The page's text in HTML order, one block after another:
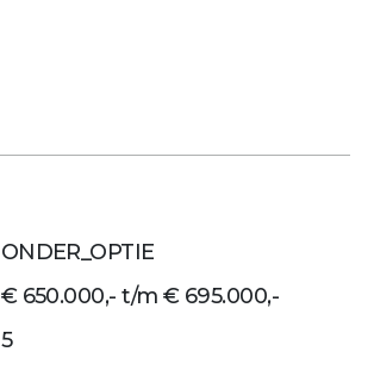
ONDER_OPTIE
€ 650.000,- t/m € 695.000,-
5